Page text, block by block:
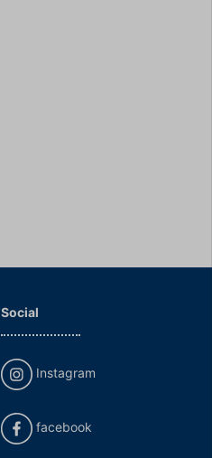
Social
Instagram
facebook